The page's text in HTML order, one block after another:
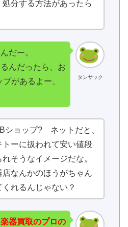
処分する方法があったら
タンサック
だー。
んだったら、お
があるよー、
ショップ? ネットだと、
トーに扱われて安い値段
そうなイメージだな。
店なんかのほうがちゃん
くれるんじゃない？
楽器買取のプロの